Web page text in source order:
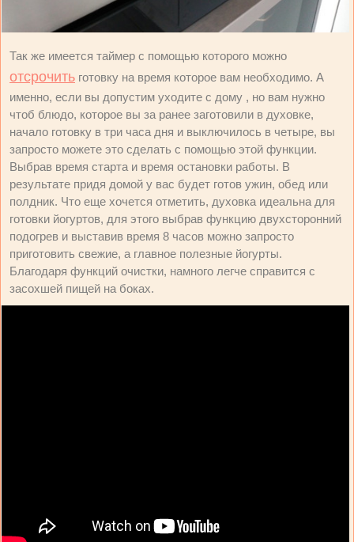
Так же имеется таймер с помощью которого можно
отсрочить готовку на время которое вам необходимо. А
именно, если вы допустим уходите с дому , но вам нужно
чтоб блюдо, которое вы за ранее заготовили в духовке,
начало готовку в три часа дня и выключилось в четыре, вы
запросто можете это сделать с помощью этой функции.
Выбрав время старта и время остановки работы. В
результате придя домой у вас будет готов ужин, обед или
полдник. Что еще хочется отметить, духовка идеальна для
готовки йогуртов, для этого выбрав функцию двухсторонний
подогрев и выставив время 8 часов можно запросто
приготовить свежие, а главное полезные йогурты.
Благодаря функций очистки, намного легче справится с
засохшей пищей на боках.